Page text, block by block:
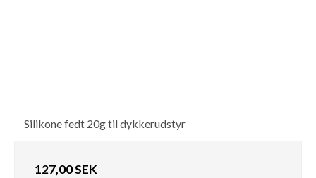
Silikone fedt 20g til dykkerudstyr
127,00 SEK